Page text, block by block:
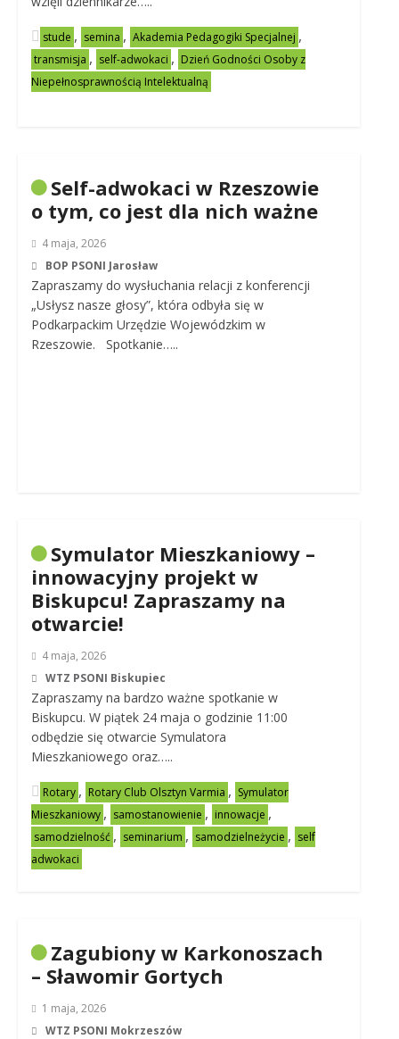
stude , semina , Akademia Pedagogiki Specjalnej ,
transmisja , self-adwokaci , Dzień Godności Osoby z
Niepełnosprawnością Intelektualną
Self-adwokaci w Rzeszowie
o tym, co jest dla nich ważne
4 maja, 2026
BOP PSONI Jarosław
Zapraszamy do wysłuchania relacji z konferencji
„Usłysz nasze głosy”, która odbyła się w
Podkarpackim Urzędzie Wojewódzkim w
Rzeszowie. Spotkanie…..
Symulator Mieszkaniowy –
innowacyjny projekt w
Biskupcu! Zapraszamy na
otwarcie!
4 maja, 2026
WTZ PSONI Biskupiec
Zapraszamy na bardzo ważne spotkanie w
Biskupcu. W piątek 24 maja o godzinie 11:00
odbędzie się otwarcie Symulatora
Mieszkaniowego oraz…..
Rotary , Rotary Club Olsztyn Varmia , Symulator
Mieszkaniowy , samostanowienie , innowacje ,
samodzielność , seminarium , samodzielneżycie , self
adwokaci
Zagubiony w Karkonoszach
– Sławomir Gortych
1 maja, 2026
WTZ PSONI Mokrzeszów